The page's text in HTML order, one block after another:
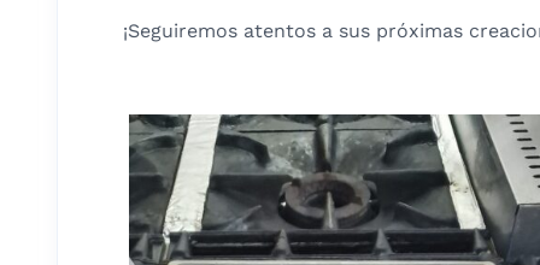
¡Seguiremos atentos a sus próximas